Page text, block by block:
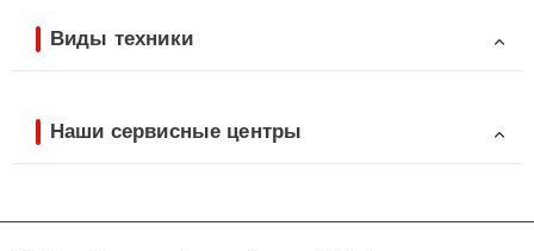
Виды техники
Наши сервисные центры